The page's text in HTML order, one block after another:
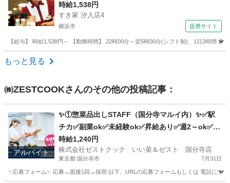
ッフ
時給1,538円
すき家 汐入店4
横浜市 提携サイト
【給与】 時給1,538円～ 【勤務時間】 22時00分～翌5時00分(シフト制)、1日2時
神奈川 横浜市
もっと見る
㈱ZESTCOOKさんのその他の投稿記事：
アルバイト
✨①惣菜品出しSTAFF（国分寺マルイ内）✨✅駅
チカ✅副業ok✅未経験ok✅昇給あり✅週2～ok✅扶
養内ok
時給1,240円
株式会社ゼストクック いい菜＆ゼスト 国分寺店
東京都 国分寺市 7月31日
✨応募フォーム✨ 応募→面接1回→採用 以下、URLの応募フォームもしくは 電話にて